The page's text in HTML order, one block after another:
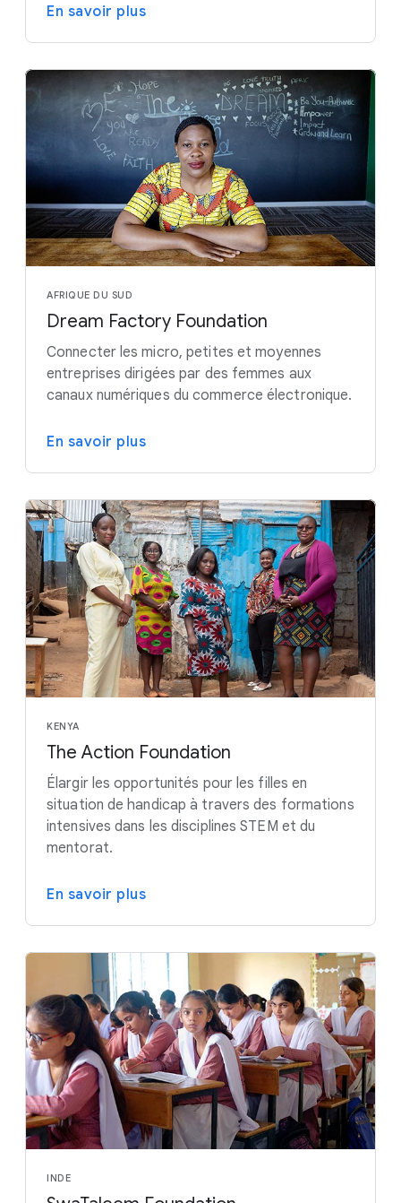
En savoir plus
AFRIQUE DU SUD
Dream Factory Foundation
Connecter les micro, petites et moyennes
entreprises dirigées par des femmes aux
canaux numériques du commerce électronique.
En savoir plus
KENYA
The Action Foundation
Élargir les opportunités pour les filles en
situation de handicap à travers des formations
intensives dans les disciplines STEM et du
mentorat.
En savoir plus
INDE